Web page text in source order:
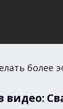
более
видео: